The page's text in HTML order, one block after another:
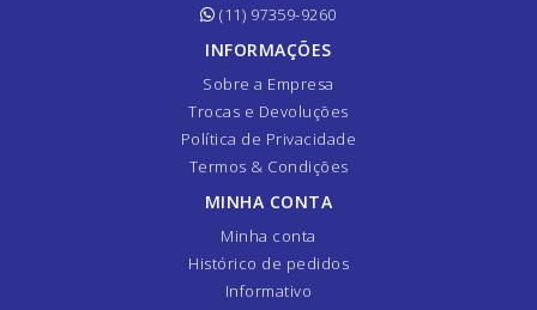
(11) 97359-9260
INFORMAÇÕES
Sobre a Empresa
Trocas e Devoluções
Política de Privacidade
Termos & Condições
MINHA CONTA
Minha conta
Histórico de pedidos
Informativo